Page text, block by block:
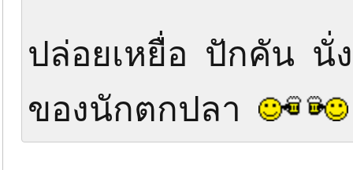
ปล่อยเหยื่อ ปักคัน นั่
ของนักตกปลา